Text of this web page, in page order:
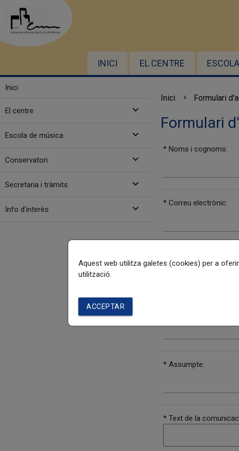
Aquest web utilitza galetes (cookies) per a
utilització.
ACCEPTAR
INICI EL CENTRE
Inici
El centre expand_more
Escola de música expand_more
Conservatori expand_more
Secretaria i tràmits expand_more
Info d'interès expand_more
Inici Formulari
Formulari
* Noms i cognoms:
* Correu electrònic:
* Assumpte:
* Text de la